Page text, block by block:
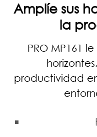
Amplíe sus
la
PRO MP161
productividad